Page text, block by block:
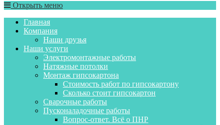
Открыть меню
Главная
Компания
Наши друзья
Наши услуги
Электромонтажные работы
Натяжные потолки
Монтаж гипсокартона
Стоимость работ по гипсокартону
Сколько стоит гипсокартон
Сварочные работы
Пусконаладочные работы
Вопрос-ответ. Всё о ПНР